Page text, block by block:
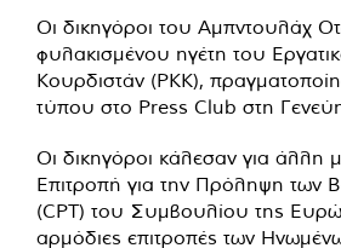
Οι δικηγόροι του Αμπντουλάχ
φυλακισμένου ηγέτη του
Κουρδιστάν (PKK),
τύπου στο Press Club στη
Οι δικηγόροι κάλεσαν για άλλη
Επιτροπή για την Πρόληψη των
(CPT) του Συμβουλίου της
αρμόδιες επιτροπές των